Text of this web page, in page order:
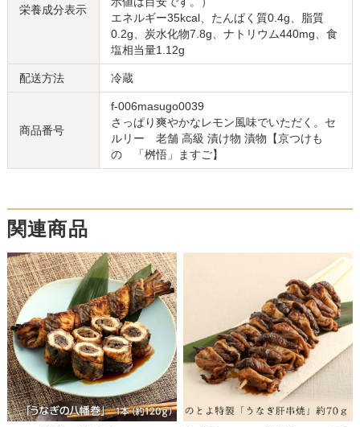
栄養成分表示
エネルギー35kcal、たんぱく質0.4g、脂質
0.2g、炭水化物7.8g、ナトリウム440mg、食
塩相当量1.12g
配送方法 冷蔵
商品番号
f-006masugo0039
さっぱり爽やかなレモン風味でいただく。セ
ルリー 老舗 高級 漬け物 漬物【京つけも
の 「桝悟」ますご】
関連商品